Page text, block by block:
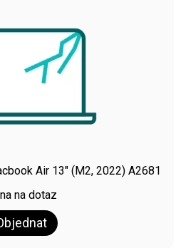
Air 13″ (M2, 2022) A2681
na dotaz